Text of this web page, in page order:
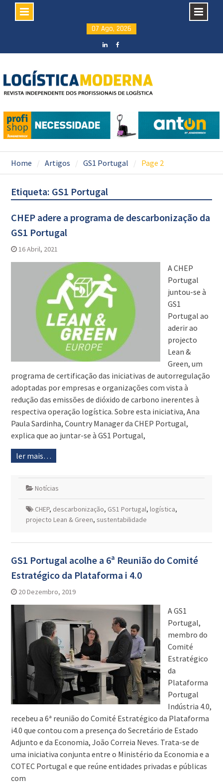
content
07 Ago, 2026
Home Artigos GS1 Portugal Page 2
Etiqueta: GS1 Portugal
CHEP adere a programa de descarbonização da
GS1 Portugal
16 Abril, 2021
A CHEP
Portugal
juntou-se à
GS1
Portugal ao
aderir ao
projecto
Lean &
Green, um
programa de certificação das iniciativas de autorregulação
adoptadas por empresas e organizações com vista à
redução das emissões de dióxido de carbono inerentes à
respectiva operação logística. Sobre esta iniciativa, Ana
Paula Sardinha, Country Manager da CHEP Portugal,
explica que ao juntar-se à GS1 Portugal,
ler mais…
Notícias
CHEP, descarbonização, GS1 Portugal, logística,
projecto Lean & Green, sustentabilidade
GS1 Portugal acolhe a 6ª Reunião do Comité
Estratégico da Plataforma i 4.0
20 Dezembro, 2019
A GS1
Portugal,
membro do
Comité
Estratégico
da
Plataforma
Portugal
Indústria 4.0,
recebeu a 6ª reunião do Comité Estratégico da Plataforma
i4.0 que contou com a presença do Secretário de Estado
Adjunto e da Economia, João Correia Neves. Trata-se de
uma iniciativa conjunta entre o Ministério da Economia e a
COTEC Portugal e que reúne entidades privadas e públicas
com